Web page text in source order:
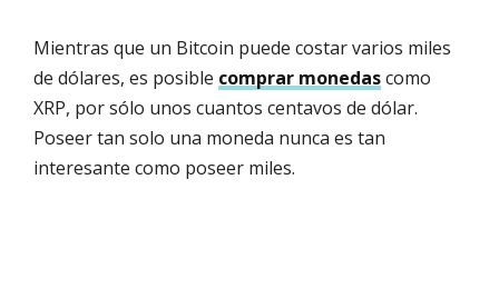
Mientras que un Bitcoin puede costar varios miles
de dólares, es posible comprar monedascomo
XRP, por sólo unos cuantos centavos de dólar.
Poseer tan solo una moneda nunca es tan
interesante como poseer miles.